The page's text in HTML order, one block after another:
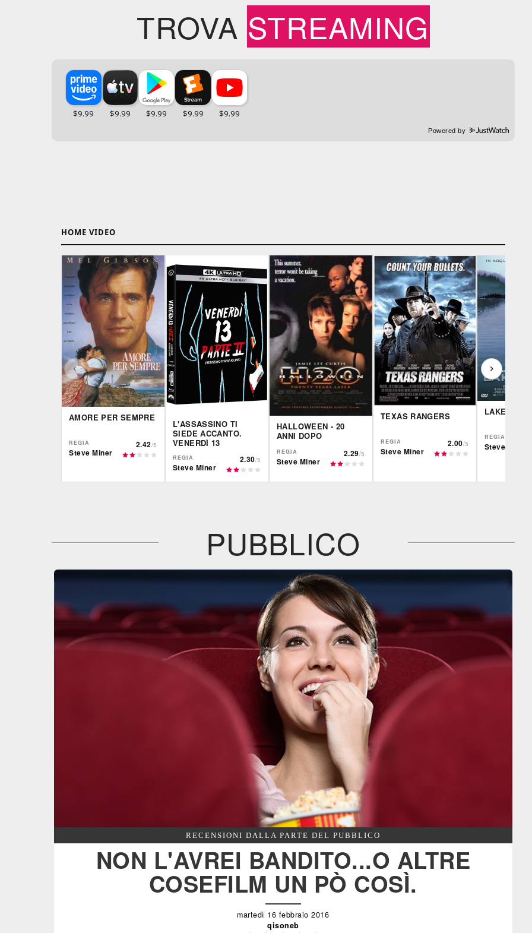
TROVA STREAMING
Powered by
HOME VIDEO
AMORE PER SEMPRE
REGIA
Steve Miner
2.42/5
L'ASSASSINO TI
SIEDE ACCANTO.
VENERDÌ 13
REGIA
Steve Miner
2.30/5
HALLOWEEN - 20
ANNI DOPO
REGIA
Steve Miner
2.29/5
TEXAS RANGERS
REGIA
Steve Miner
2.00/5
LAKE
REGIA
Steve Miner
PUBBLICO
RECENSIONI DALLA PARTE DEL PUBBLICO
NON L'AVREI BANDITO...O ALTRE
COSEFILM UN PÒ COSÌ.
martedì 16 febbraio 2016
qisoneb